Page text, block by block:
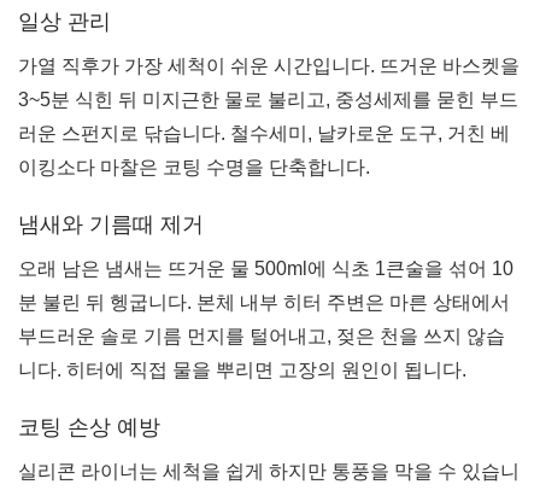
일상 관리
가열 직후가 가장 세척이 쉬운 시간입니다. 뜨거운 바스켓을
3~5분 식힌 뒤 미지근한 물로 불리고, 중성세제를 묻힌 부드
러운 스펀지로 닦습니다. 철수세미, 날카로운 도구, 거친 베
이킹소다 마찰은 코팅 수명을 단축합니다.
냄새와 기름때 제거
오래 남은 냄새는 뜨거운 물 500ml에 식초 1큰술을 섞어 10
분 불린 뒤 헹굽니다. 본체 내부 히터 주변은 마른 상태에서
부드러운 솔로 기름 먼지를 털어내고, 젖은 천을 쓰지 않습
니다. 히터에 직접 물을 뿌리면 고장의 원인이 됩니다.
코팅 손상 예방
실리콘 라이너는 세척을 쉽게 하지만 통풍을 막을 수 있습니